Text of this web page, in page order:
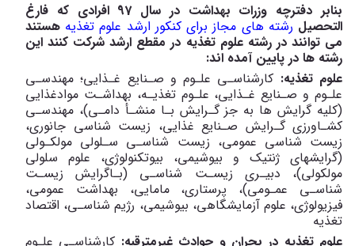
بنابر دفترچه وزرات بهداشت در سال 97 افرادی که فارغ
التحصیل رشته های مجاز برای کنکور ارشد علوم تغذیه هستند
می توانند در رشته علوم تغذیه در مقطع ارشد شرکت کنند این
رشته ها در پایین آمده اند:
علوم تغذیه: کارشناسـی علـوم و صـنایع غـذایی؛ مهندسـی
علـوم و صـنایع غـذایی، علـوم تغذیـه، بهداشـت موادغذایی
(کلیه گرایش ها به جز گـرایش بـا منشـأ دامـی)، مهندسـی
کشـاورزی گـرایش صـنایع غذایی، زیست شناسی جانوری،
زیست شناسی عمومی، زیست شناسـی سـلولی مولکـولی
(گرایشهای ژنتیک و بیوشیمی، بیوتکنولوژی، علوم سلولی
مولکولی)، دبیـری زیسـت شناسـی (بـاگرایش زیسـت
شناسـی عمـومی)، پرستاری، مامایی، بهداشت عمومی،
فیزیولوژی، علوم آزمایشگاهی، بیوشیمی، رژیم شناسـی، اقتصاد
تغذیه
علوم تغذیه در بحران و حوادث غیرمترقبه: کارشناسـی علـوم